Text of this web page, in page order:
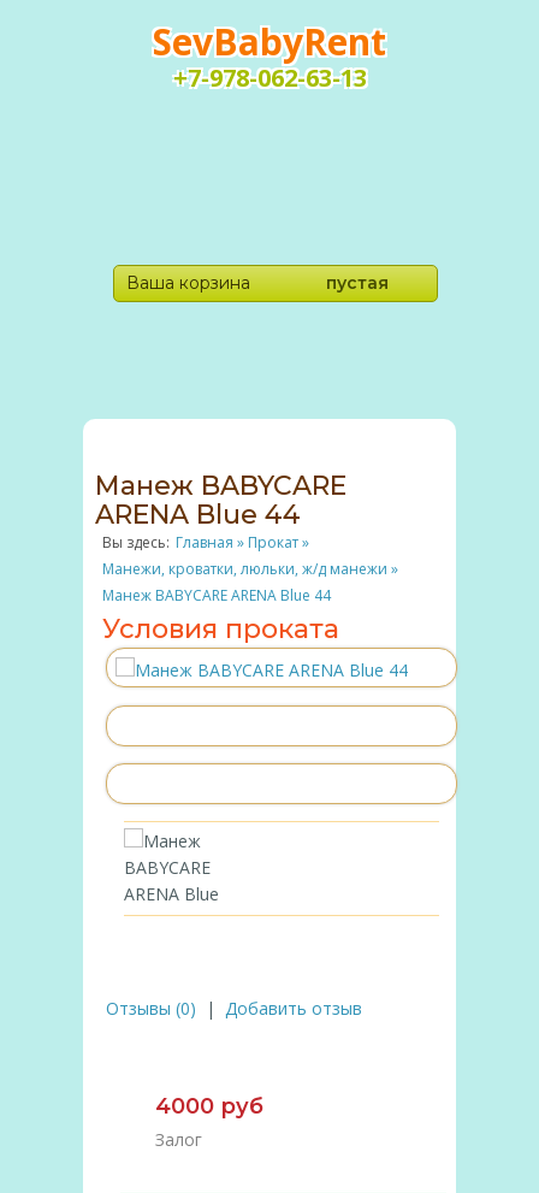
SevBabyRent
+7-978-062-63-13
Ваша корзина пустая
Манеж BABYCARE
ARENA Blue 44
Вы здесь: Главная » Прокат»
Манежи, кроватки, люльки, ж/д манежи »
Манеж BABYCARE ARENA Blue 44
Условия проката
Отзывы (0) |Добавить отзыв
4000 руб
Залог